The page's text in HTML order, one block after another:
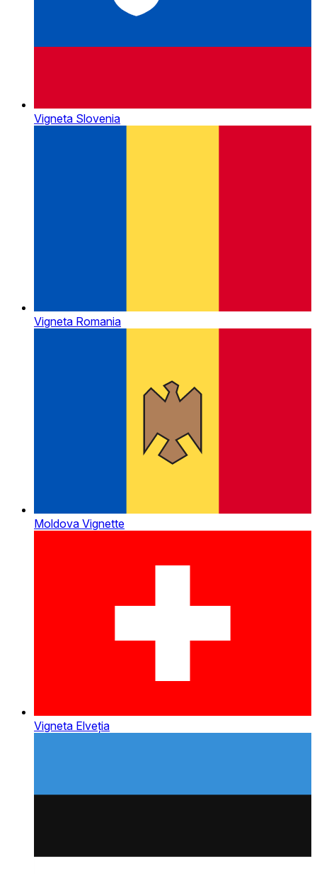
Vigneta Slovenia
Vigneta Romania
Moldova Vignette
Vigneta Elveția